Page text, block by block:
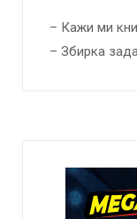
– Кажи ми
– Збирка